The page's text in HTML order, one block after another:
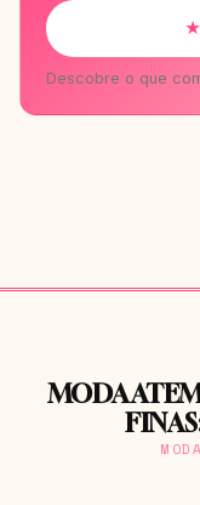
Descobre o que
MODA
MODA